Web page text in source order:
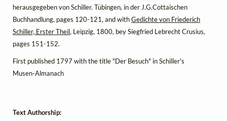
herausgegeben von Schiller. Tübingen, in der J.G.Cottaischen
Buchhandlung, pages 120-121, and withGedichte von Friederich
Schiller, Erster Theil, Leipzig, 1800, bey Siegfried Lebrecht Crusius,
pages 151-152.
First published 1797 with the title "Der Besuch" in Schiller's
Musen-Almanach
Text Authorship: